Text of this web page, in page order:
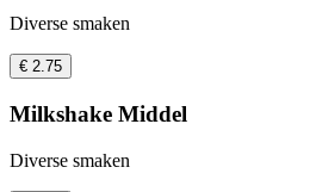
Diverse smaken
€ 2.75
Milkshake Middel
Diverse smaken